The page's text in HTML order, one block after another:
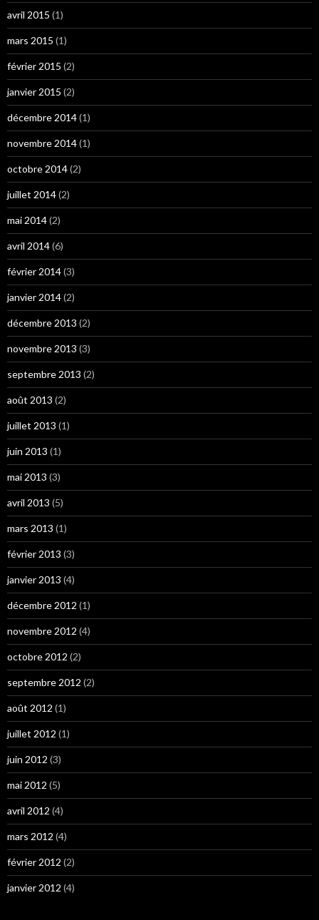
avril 2015 (1)
mars 2015 (1)
février 2015 (2)
janvier 2015 (2)
décembre 2014(1)
novembre 2014(1)
octobre 2014(2)
juillet 2014(2)
mai 2014(2)
avril 2014(6)
février 2014(3)
janvier 2014(2)
décembre 2013 (2)
novembre 2013 (3)
septembre 2013 (2)
août 2013 (2)
juillet 2013 (1)
juin 2013 (1)
mai 2013 (3)
avril 2013 (5)
mars 2013 (1)
février 2013 (3)
janvier 2013 (4)
décembre 2012 (1)
novembre 2012 (4)
octobre 2012 (2)
septembre 2012 (2)
août 2012 (1)
juillet 2012 (1)
juin 2012 (3)
mai 2012 (5)
avril 2012 (4)
mars 2012 (4)
février 2012 (2)
janvier 2012 (4)